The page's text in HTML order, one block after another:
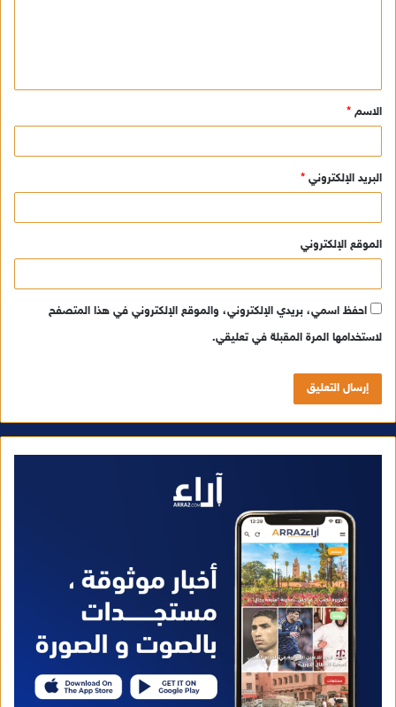
ق
*
الاسم *
البريد الإلكتروني *
الموقع الإلكتروني
احفظ اسمي، بريدي الإلكتروني، والموقع الإلكتروني في هذا المتصفح
لاستخدامها المرة المقبلة في تعليقي.